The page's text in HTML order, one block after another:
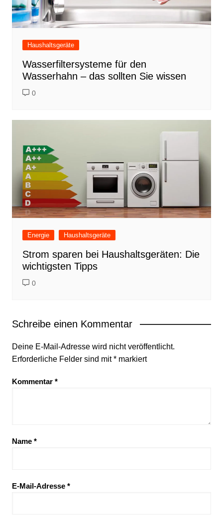
Haushaltsgeräte
Wasserfiltersysteme für den
Wasserhahn – das sollten Sie wissen
0
Energie Haushaltsgeräte
Strom sparen bei Haushaltsgeräten: Die
wichtigsten Tipps
0
Schreibe einen Kommentar
Deine E-Mail-Adresse wird nicht veröffentlicht.
Erforderliche Felder sind mit*markiert
Kommentar *
Name *
E-Mail-Adresse *